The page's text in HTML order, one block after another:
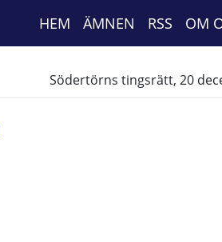
HEM ÄMNEN RSS OM
Södertörns tingsrätt, 20